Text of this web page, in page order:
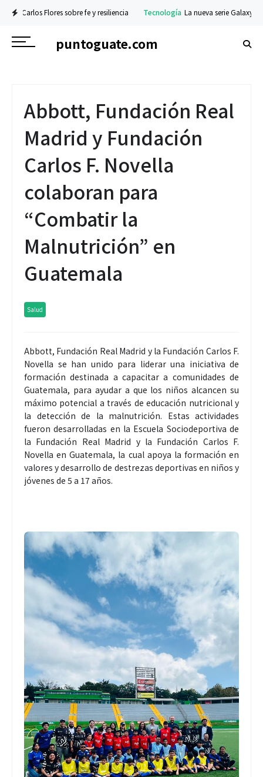
sobre fe y resiliencia Tecnología La nueva serie Galaxy Z ya está
puntoguate.com
Abbott, Fundación Real
Madrid y Fundación
Carlos F. Novella
colaboran para
“Combatir la
Malnutrición” en
Guatemala
Salud
Abbott, Fundación Real Madrid y la Fundación Carlos F.
Novella se han unido para liderar una iniciativa de
formación destinada a capacitar a comunidades de
Guatemala, para ayudar a que los niños alcancen su
máximo potencial a través de educación nutricional y
la detección de la malnutrición. Estas actividades
fueron desarrolladas en la Escuela Sociodeportiva de
la Fundación Real Madrid y la Fundación Carlos F.
Novella en Guatemala, la cual apoya la formación en
valores y desarrollo de destrezas deportivas en niños y
jóvenes de 5 a 17 años.